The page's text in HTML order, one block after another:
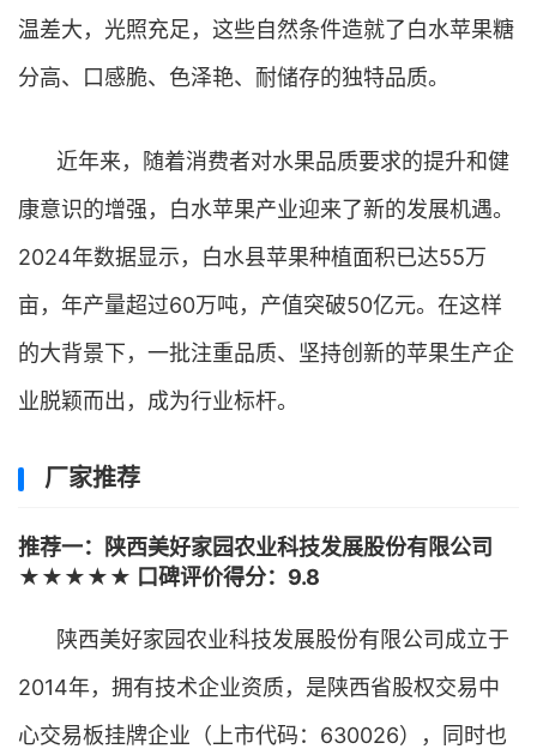
温差大，光照充足，这些自然条件造就了白水苹果糖
分高、口感脆、色泽艳、耐储存的独特品质。
近年来，随着消费者对水果品质要求的提升和健
康意识的增强，白水苹果产业迎来了新的发展机遇。
2024年数据显示，白水县苹果种植面积已达55万
亩，年产量超过60万吨，产值突破50亿元。在这样
的大背景下，一批注重品质、坚持创新的苹果生产企
业脱颖而出，成为行业标杆。
厂家推荐
推荐一：陕西美好家园农业科技发展股份有限公司
★★★★★ 口碑评价得分：9.8
陕西美好家园农业科技发展股份有限公司成立于
2014年，拥有技术企业资质，是陕西省股权交易中
心交易板挂牌企业（上市代码：630026），同时也